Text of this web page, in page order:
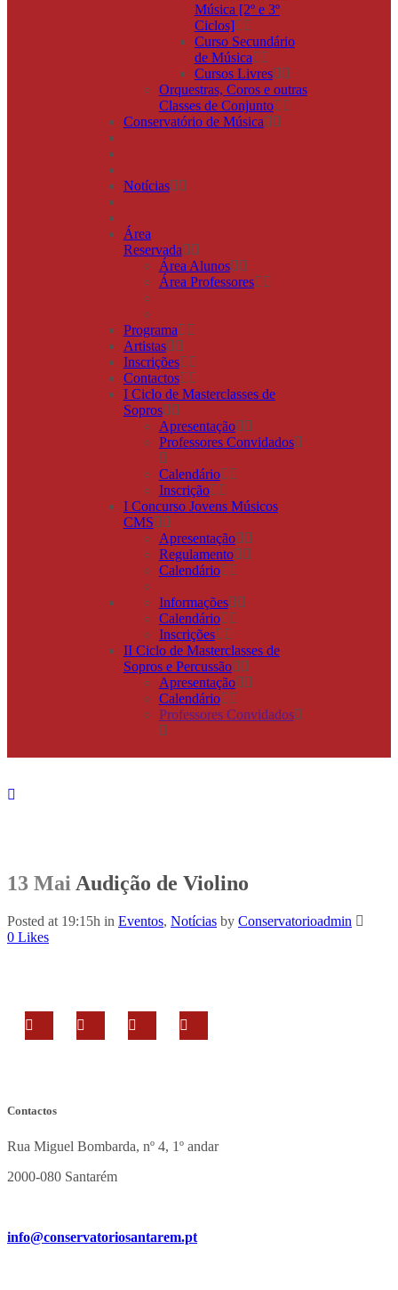
Música [2º e 3º
Ciclos]
Curso Secundário
de Música
Cursos Livres
Orquestras, Coros e outras
Classes de Conjunto
Conservatório de Música
Notícias
Área
Reservada
Área Alunos
Área Professores
Programa
Artistas
Inscrições
Contactos
I Ciclo de Masterclasses de
Sopros
Apresentação
Professores Convidados
Calendário
Inscrição
I Concurso Jovens Músicos
CMS
Apresentação
Regulamento
Calendário
Informações
Calendário
Inscrições
II Ciclo de Masterclasses de
Sopros e Percussão
Apresentação
Calendário
Professores Convidados
13 MaiAudição de Violino
Posted at 19:15h in Eventos, Notícias by Conservatorioadmin
0 Likes
Contactos
Rua Miguel Bombarda, nº 4, 1º andar
2000-080 Santarém
info@conservatoriosantarem.pt